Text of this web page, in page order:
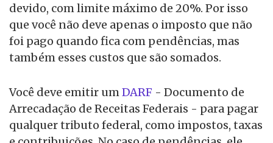
devido, com limite máximo de 20%. Por isso
que você não deve apenas o imposto que não
foi pago quando fica com pendências, mas
também esses custos que são somados.
Você deve emitir umDARF - Documento de
Arrecadação de Receitas Federais - para pagar
qualquer tributo federal, como impostos, taxas